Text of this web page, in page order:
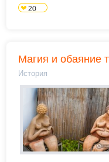
20
Магия и обаяние
История